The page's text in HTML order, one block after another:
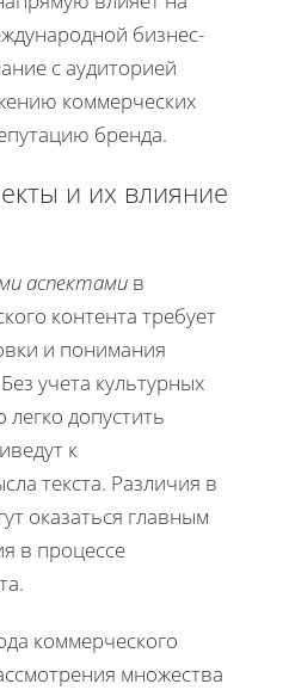
бизнес-
с аудиторией
коммерческих
бренда.
и их влияние
аспектами в
контента требует
и понимания
учета культурных
допустить
к
текста. Различия в
оказаться главным
в процессе
коммерческого
множества